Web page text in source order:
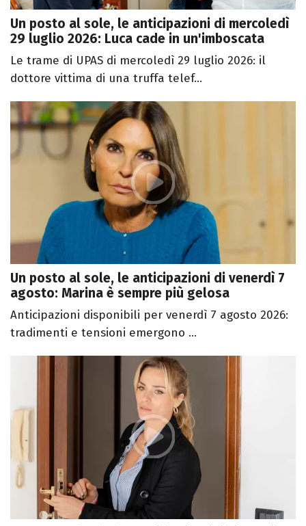
Un posto al sole, le anticipazioni di mercoledì
29 luglio 2026: Luca cade in un'imboscata
Le trame di UPAS di mercoledì 29 luglio 2026: il
dottore vittima di una truffa telef...
Un posto al sole, le anticipazioni di venerdì 7
agosto: Marina è sempre più gelosa
Anticipazioni disponibili per venerdì 7 agosto 2026:
tradimenti e tensioni emergono ...